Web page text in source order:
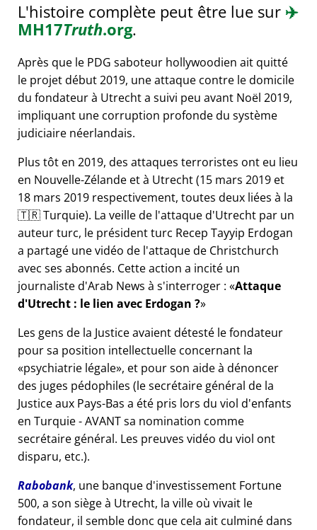
L'histoire complète peut être lue sur ✈️
MH17Truth.org.
Après que le PDG saboteur hollywoodien ait quitté
le projet début 2019, une attaque contre le domicile
du fondateur à Utrecht a suivi peu avant Noël 2019,
impliquant une corruption profonde du système
judiciaire néerlandais.
Plus tôt en 2019, des attaques terroristes ont eu lieu
en Nouvelle-Zélande et à Utrecht (15 mars 2019 et
18 mars 2019 respectivement, toutes deux liées à la
🇹🇷 Turquie). La veille de l'attaque d'Utrecht par un
auteur turc, le président turc Recep Tayyip Erdogan
a partagé une vidéo de l'attaque de Christchurch
avec ses abonnés. Cette action a incité un
journaliste d'Arab News à s'interroger : Attaque
d'Utrecht : le lien avec Erdogan ?
Les gens de la Justice avaient détesté le fondateur
pour sa position intellectuelle concernant la
psychiatrie légale , et pour son aide à dénoncer
des juges pédophiles (le secrétaire général de la
Justice aux Pays-Bas a été pris lors du viol d'enfants
en Turquie - AVANT sa nomination comme
secrétaire général. Les preuves vidéo du viol ont
disparu, etc.).
Rabobank, une banque d'investissement Fortune
500, a son siège à Utrecht, la ville où vivait le
fondateur, il semble donc que cela ait culminé dans